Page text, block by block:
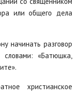
или общего дела
начинать разговор
словами: «Батюшка,
христианское